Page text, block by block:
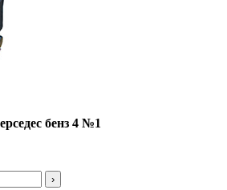
бенз 4 №1
›